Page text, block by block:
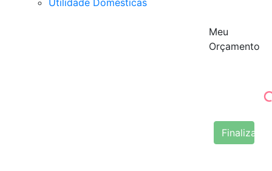
Utilidade Domésticas
Meu
Orçamento
Finalizar